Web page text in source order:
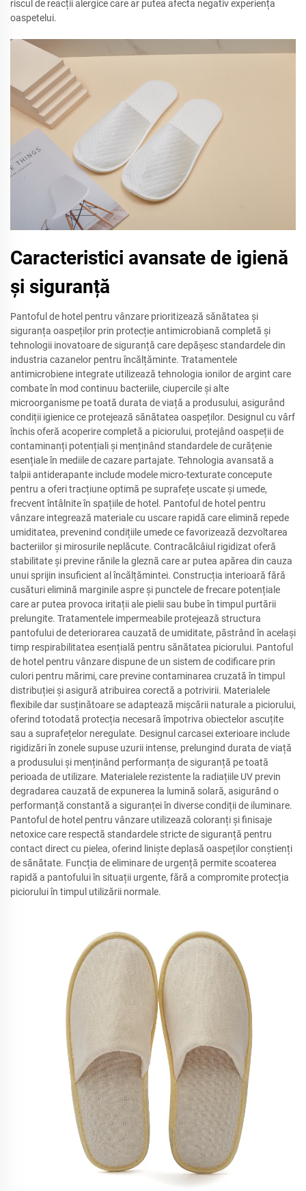
riscul de reacții alergice care ar putea afecta negativ experiența
oaspetelui.
Caracteristici avansate de igienă
și siguranță
Pantoful de hotel pentru vânzare prioritizează sănătatea și
siguranța oaspeților prin protecție antimicrobiană completă și
tehnologii inovatoare de siguranță care depășesc standardele din
industria cazanelor pentru încălțăminte. Tratamentele
antimicrobiene integrate utilizează tehnologia ionilor de argint care
combate în mod continuu bacteriile, ciupercile și alte
microorganisme pe toată durata de viață a produsului, asigurând
condiții igienice ce protejează sănătatea oaspeților. Designul cu vârf
închis oferă acoperire completă a piciorului, protejând oaspeții de
contaminanți potențiali și menținând standardele de curățenie
esențiale în mediile de cazare partajate. Tehnologia avansată a
talpii antiderapante include modele micro-texturate concepute
pentru a oferi tracțiune optimă pe suprafețe uscate și umede,
frecvent întâlnite în spațiile de hotel. Pantoful de hotel pentru
vânzare integrează materiale cu uscare rapidă care elimină repede
umiditatea, prevenind condițiile umede ce favorizează dezvoltarea
bacteriilor și mirosurile neplăcute. Contracălcâiul rigidizat oferă
stabilitate și previne rănile la gleznă care ar putea apărea din cauza
unui sprijin insuficient al încălțămintei. Construcția interioară fără
cusături elimină marginile aspre și punctele de frecare potențiale
care ar putea provoca iritații ale pielii sau bube în timpul purtării
prelungite. Tratamentele impermeabile protejează structura
pantofului de deteriorarea cauzată de umiditate, păstrând în același
timp respirabilitatea esențială pentru sănătatea piciorului. Pantoful
de hotel pentru vânzare dispune de un sistem de codificare prin
culori pentru mărimi, care previne contaminarea cruzată în timpul
distribuției și asigură atribuirea corectă a potrivirii. Materialele
flexibile dar susținătoare se adaptează mișcării naturale a piciorului,
oferind totodată protecția necesară împotriva obiectelor ascuțite
sau a suprafețelor neregulate. Designul carcasei exterioare include
rigidizări în zonele supuse uzurii intense, prelungind durata de viață
a produsului și menținând performanța de siguranță pe toată
perioada de utilizare. Materialele rezistente la radiațiile UV previn
degradarea cauzată de expunerea la lumină solară, asigurând o
performanță constantă a siguranței în diverse condiții de iluminare.
Pantoful de hotel pentru vânzare utilizează coloranți și finisaje
netoxice care respectă standardele stricte de siguranță pentru
contact direct cu pielea, oferind liniște deplasă oaspeților conștienți
de sănătate. Funcția de eliminare de urgență permite scoaterea
rapidă a pantofului în situații urgente, fără a compromite protecția
piciorului în timpul utilizării normale.